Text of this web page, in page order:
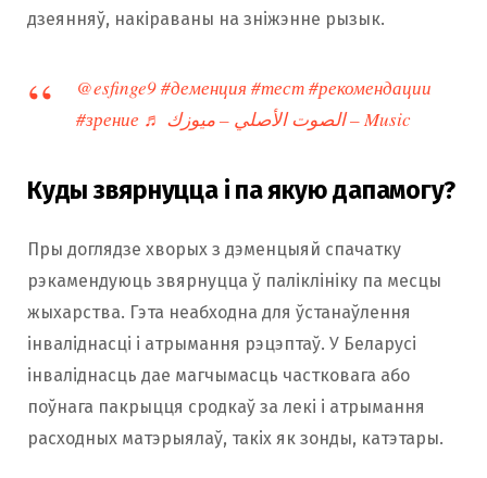
дзеянняў, накіраваны на зніжэнне рызык.
@esfinge9#деменция #тест#рекомендации
#зрение
♬ الصوت الأصلي – ميوزك – Music
Куды звярнуцца і па якую дапамогу?
Пры доглядзе хворых з дэменцыяй спачатку
рэкамендуюць звярнуцца ў паліклініку па месцы
жыхарства. Гэта неабходна для ўстанаўлення
інваліднасці і атрымання рэцэптаў. У Беларусі
інваліднасць дае магчымасць частковага або
поўнага пакрыцця сродкаў за лекі і атрымання
расходных матэрыялаў, такіх як зонды, катэтары.